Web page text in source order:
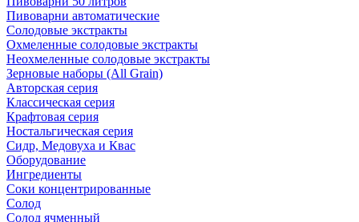
Пивоварни автоматические
Солодовые экстракты
Охмеленные солодовые экстракты
Неохмеленные солодовые экстракты
Зерновые наборы (All Grain)
Авторская серия
Классическая серия
Крафтовая серия
Ностальгическая серия
Сидр, Медовуха и Квас
Оборудование
Ингредиенты
Соки концентрированные
Солод
Солод ячменный